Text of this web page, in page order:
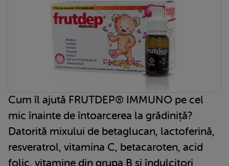
Cum îl ajută FRUTDEP® IMMUNO pe cel
mic înainte de întoarcerea la grădiniță?
Datorită mixului de betaglucan, lactoferină,
resveratrol, vitamina C, betacaroten, acid
folic, vitamine din grupa B și îndulcitori